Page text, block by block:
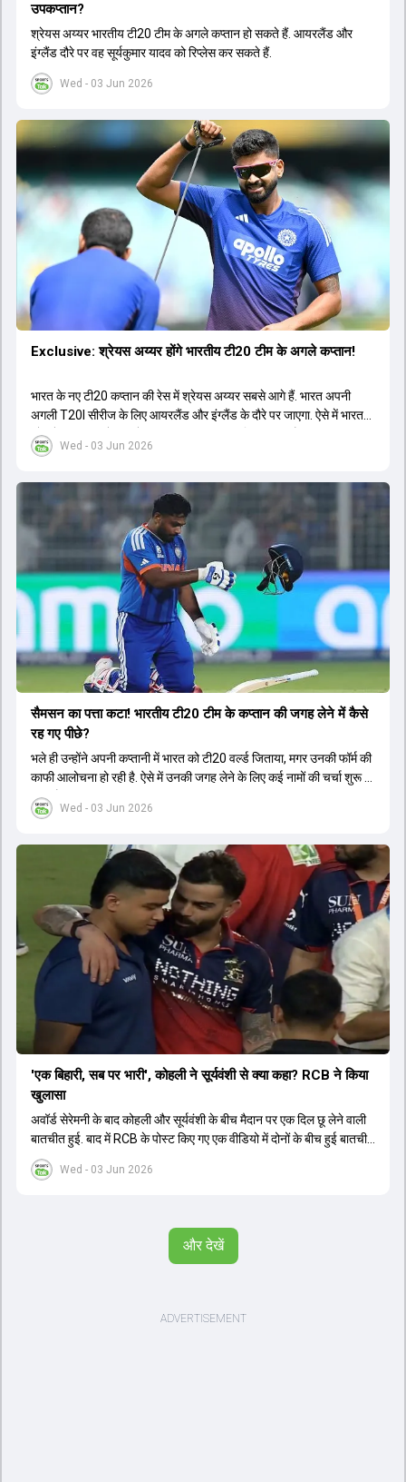
Wed - 03 Jun 2026
उपकप्तान?
श्रेयस अय्यर भारतीय टी20 टीम के अगले कप्तान हो सकते हैं. आयरलैंड और
इंग्लैंड दौरे पर वह सूर्यकुमार यादव को रिप्लेस कर सकते हैं.
Wed - 03 Jun 2026
Exclusive: श्रेयस अय्यर होंगे भारतीय टी20 टीम के अगले कप्तान!
भारत के नए टी20 कप्तान की रेस में श्रेयस अय्यर सबसे आगे हैं. भारत अपनी
अगली T20I सीरीज के लिए आयरलैंड और इंग्लैंड के दौरे पर जाएगा. ऐसे में भारत
को श्रेयस अय्यर के रूप में एक नया T20I कप्तान मिल सकता है.
Wed - 03 Jun 2026
सैमसन का पत्ता कटा! भारतीय टी20 टीम के कप्तान की जगह लेने में कैसे
रह गए पीछे?
भले ही उन्होंने अपनी कप्तानी में भारत को टी20 वर्ल्ड जिताया, मगर उनकी फॉर्म की
काफी आलोचना हो रही है. ऐसे में उनकी जगह लेने के लिए कई नामों की चर्चा शुरू हो
चुकी है.
Wed - 03 Jun 2026
'एक बिहारी, सब पर भारी', कोहली ने सूर्यवंशी से क्या कहा? RCB ने किया
खुलासा
अवॉर्ड सेरेमनी के बाद कोहली और सूर्यवंशी के बीच मैदान पर एक दिल छू लेने वाली
बातचीत हुई. बाद में RCB के पोस्ट किए गए एक वीडियो में दोनों के बीच हुई बातचीत
का खुलासा हुआ.
और देखें